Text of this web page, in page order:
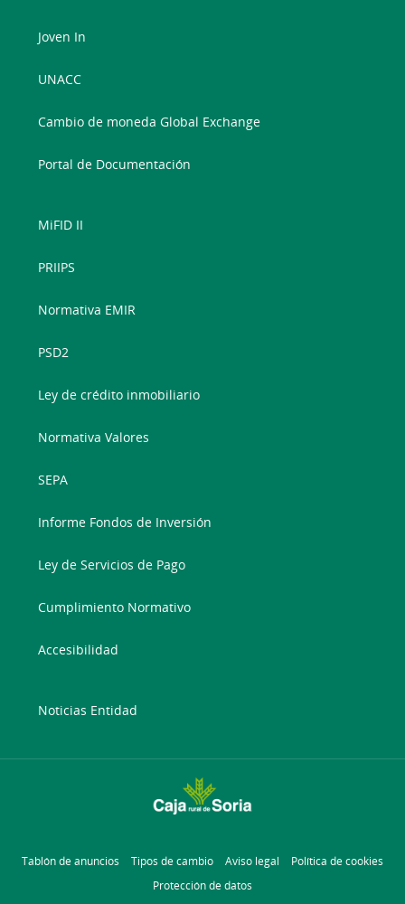
Joven In
UNACC
Cambio de moneda Global Exchange
Portal de Documentación
MiFID II
PRIIPS
Normativa EMIR
PSD2
Ley de crédito inmobiliario
Normativa Valores
SEPA
Informe Fondos de Inversión
Ley de Servicios de Pago
Cumplimiento Normativo
Accesibilidad
Noticias Entidad
Tablón de anuncios Tipos de cambio Aviso legal
Política de cookies
Protección de datos